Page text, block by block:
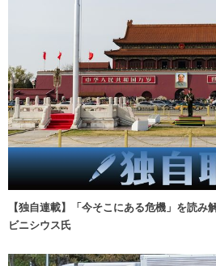
【独自連載】「今そこにある危機」を読
ビニシウス氏